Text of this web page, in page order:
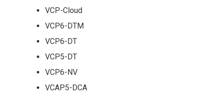
VCP-Cloud
VCP6-DTM
VCP6-DT
VCP5-DT
VCP6-NV
VCAP5-DCA